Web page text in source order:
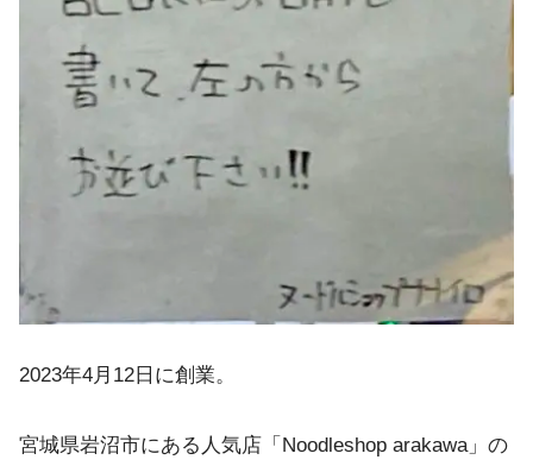
2023年4月12日に創業。
宮城県岩沼市にある人気店「Noodleshop arakawa」の